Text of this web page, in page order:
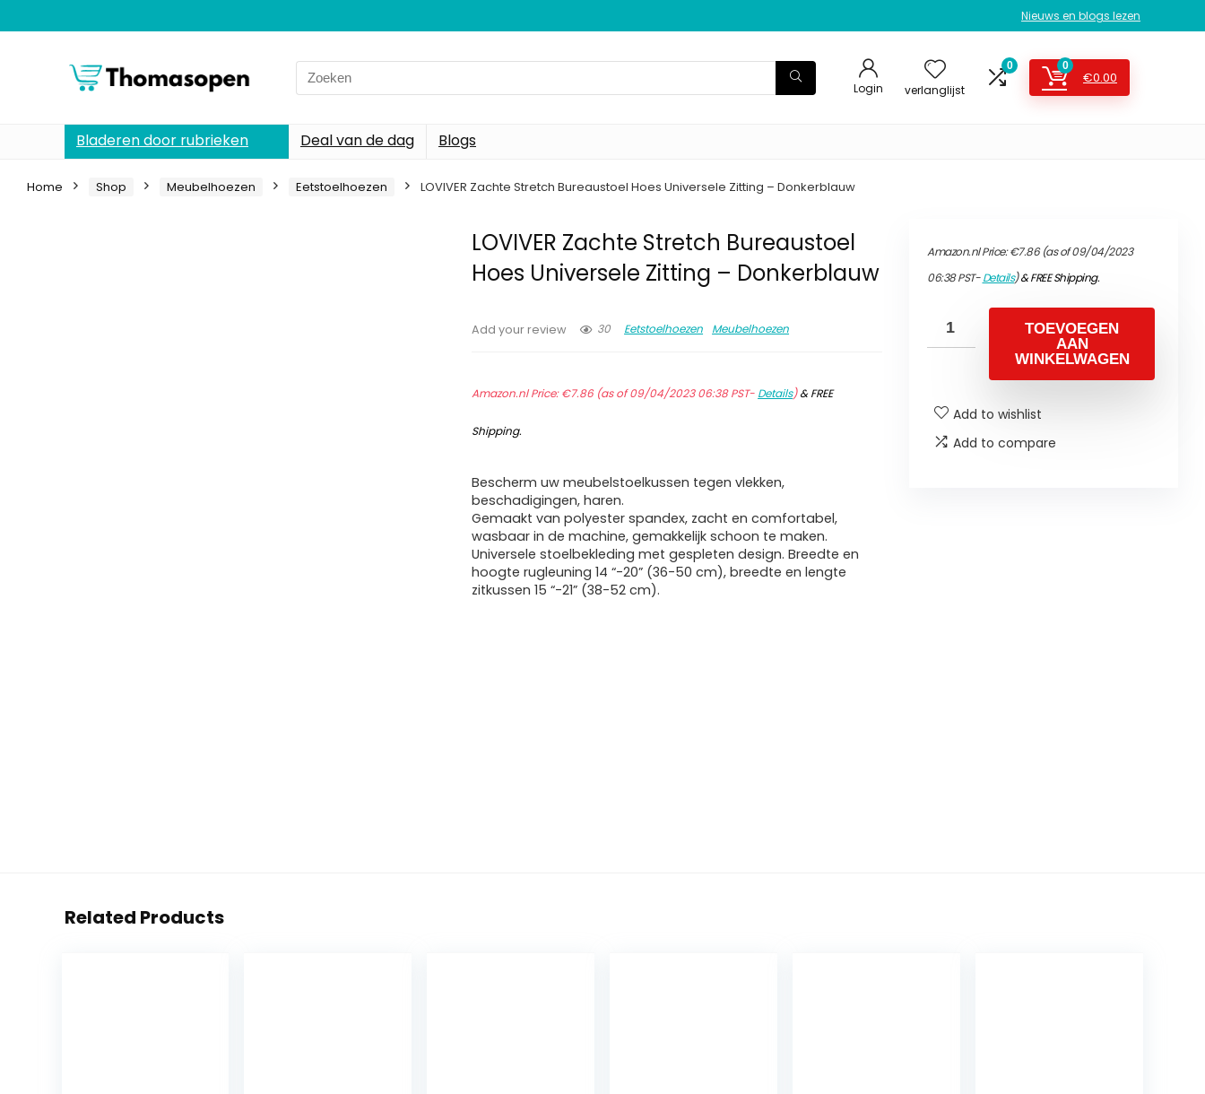
Nieuws en blogs lezen
Search
for:
Login verlanglijst
0 0
€0.00
Bladeren door rubrieken Deal van de dag Blogs
Home Shop Meubelhoezen Eetstoelhoezen LOVIVER Zachte Stretch Bureaustoel Hoes Universele Zitting – Donkerblauw
LOVIVER Zachte Stretch Bureaustoel
Hoes Universele Zitting – Donkerblauw
Add your review 30 Eetstoelhoezen Meubelhoezen
Amazon.nl Price:€7.86(as of 09/04/2023 06:38 PST- Details)&FREE
Shipping.
Bescherm uw meubelstoelkussen tegen vlekken,
beschadigingen, haren.
Gemaakt van polyester spandex, zacht en comfortabel,
wasbaar in de machine, gemakkelijk schoon te maken.
Universele stoelbekleding met gespleten design. Breedte en
hoogte rugleuning 14 “-20” (36-50 cm), breedte en lengte
zitkussen 15 “-21” (38-52 cm).
Amazon.nl Price:€7.86(as of 09/04/2023
06:38 PST-Details)&FREE Shipping.
TOEVOEGEN
AAN
WINKELWAGEN
Add to wishlist
Add to compare
Related Products